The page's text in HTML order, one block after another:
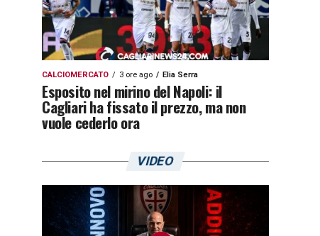
CALCIOMERCATO 3 ore ago Elia Serra
Esposito nel mirino del Napoli: il
Cagliari ha fissato il prezzo, ma non
vuole cederlo ora
VIDEO